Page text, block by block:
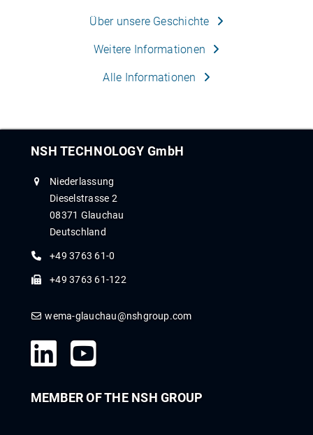
Über unsere Geschichte
Wei­tere Infor­ma­tio­nen
Alle Infor­ma­tio­nen
NSH TECHNOLOGY GmbH
Niederlassung
Dieselstrasse 2
08371 Glauchau
Deutschland
+49 3763 61-0
+49 3763 61-122
wema-glauchau@nshgroup.com
MEMBER OF THE NSH GROUP